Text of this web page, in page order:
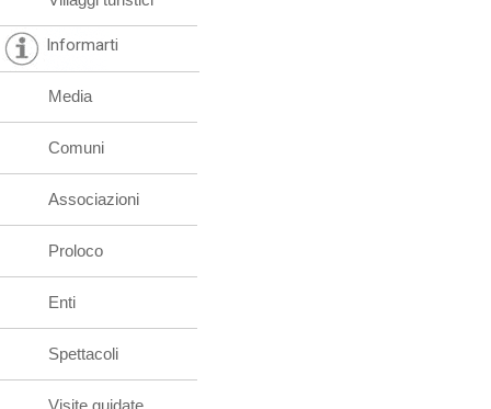
Informarti
Media
Comuni
Associazioni
Proloco
Enti
Spettacoli
Visite guidate